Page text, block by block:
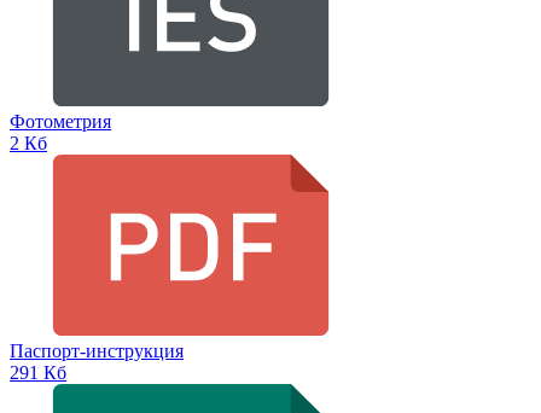
Фотометрия
2 Кб
Паспорт-инструкция
291 Кб